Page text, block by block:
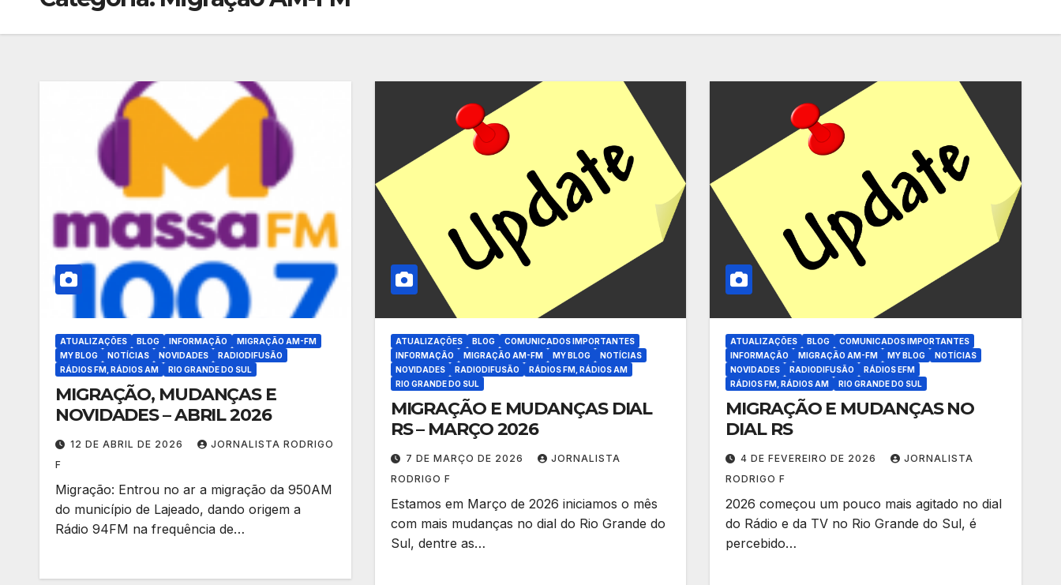
ATUALIZAÇÕES BLOG INFORMAÇÃO
MIGRAÇÃO AM-FM
MY BLOG
NOTÍCIAS NOVIDADES
RADIODIFUSÃO
RÁDIOS FM, RÁDIOS AM
RIO GRANDE DO SUL
MIGRAÇÃO, MUDANÇAS E
NOVIDADES – ABRIL 2026
12 DE ABRIL DE 2026
JORNALISTA RODRIGO
F
Migração: Entrou no ar a migração da 950AM
do município de Lajeado, dando origem a
Rádio 94FM na frequência de…
ATUALIZAÇÕES BLOG
COMUNICADOS IMPORTANTES
INFORMAÇÃO
MIGRAÇÃO AM-FM MY BLOG
NOTÍCIAS
NOVIDADES
RADIODIFUSÃO
RÁDIOS FM, RÁDIOS AM
RIO GRANDE DO SUL
MIGRAÇÃO E MUDANÇAS DIAL
RS – MARÇO 2026
7 DE MARÇO DE 2026
JORNALISTA
RODRIGO F
Estamos em Março de 2026 iniciamos o mês
com mais mudanças no dial do Rio Grande do
Sul, dentre as…
ATUALIZAÇÕES BLOG
COMUNICADOS IMPORTANTES
INFORMAÇÃO
MIGRAÇÃO AM-FM MY BLOG
NOTÍCIAS
NOVIDADES
RADIODIFUSÃO
RÁDIOS EFM
RÁDIOS FM, RÁDIOS AM
RIO GRANDE DO SUL
MIGRAÇÃO E MUDANÇAS NO
DIAL RS
4 DE FEVEREIRO DE 2026
JORNALISTA
RODRIGO F
2026 começou um pouco mais agitado no dial
do Rádio e da TV no Rio Grande do Sul, é
percebido…